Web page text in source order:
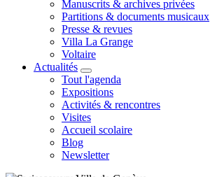
Manuscrits & archives privées
Partitions & documents musicaux
Presse & revues
Villa La Grange
Voltaire
Actualités
Tout l'agenda
Expositions
Activités & rencontres
Visites
Accueil scolaire
Blog
Newsletter